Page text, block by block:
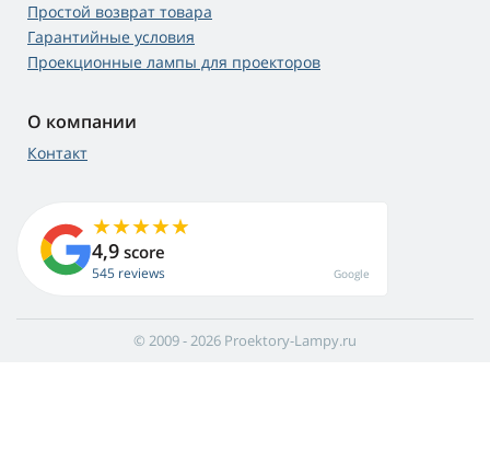
Простой возврат товара
Гарантийные условия
Проекционные лампы для проекторов
О компании
Контакт
4,9 score
545 reviews Google
© 2009 - 2026 Proektory-Lampy.ru